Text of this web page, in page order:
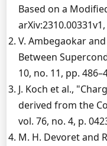
Based on a
V. Ambegaokar
Between
10, no. 11, pp.
J. Koch et al.,
derived from the
vol. 76, no. 4, p.
M. H. Devoret and